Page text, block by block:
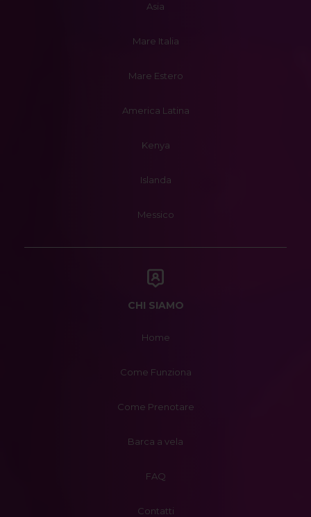
Asia
Mare Italia
Mare Estero
America Latina
Kenya
Islanda
Messico
CHI SIAMO
Home
Come Funziona
Come Prenotare
Barca a vela
FAQ
Contatti